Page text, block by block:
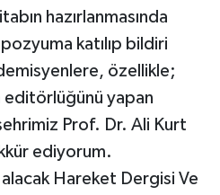
hazırlanmasında
katılıp bildiri
özellikle;
editörlüğünü yapan
Prof. Dr. Ali Kurt
ediyorum.
Hareket Dergisi Ve